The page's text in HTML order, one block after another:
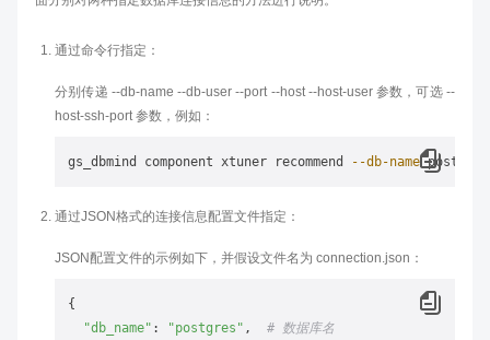
通过命令行指定：
分别传递 --db-name --db-user --port --host --host-user 参数，可选 --
host-ssh-port 参数，例如：
gs_dbmind component xtuner recommend --db-name
通过JSON格式的连接信息配置文件指定：
JSON配置文件的示例如下，并假设文件名为 connection.json：
{
"db_name" : "postgres" , # 数据库名